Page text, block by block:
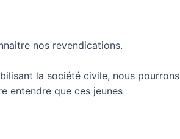
nos revendications.
la société civile, nous pourrons
entendre que ces jeunes